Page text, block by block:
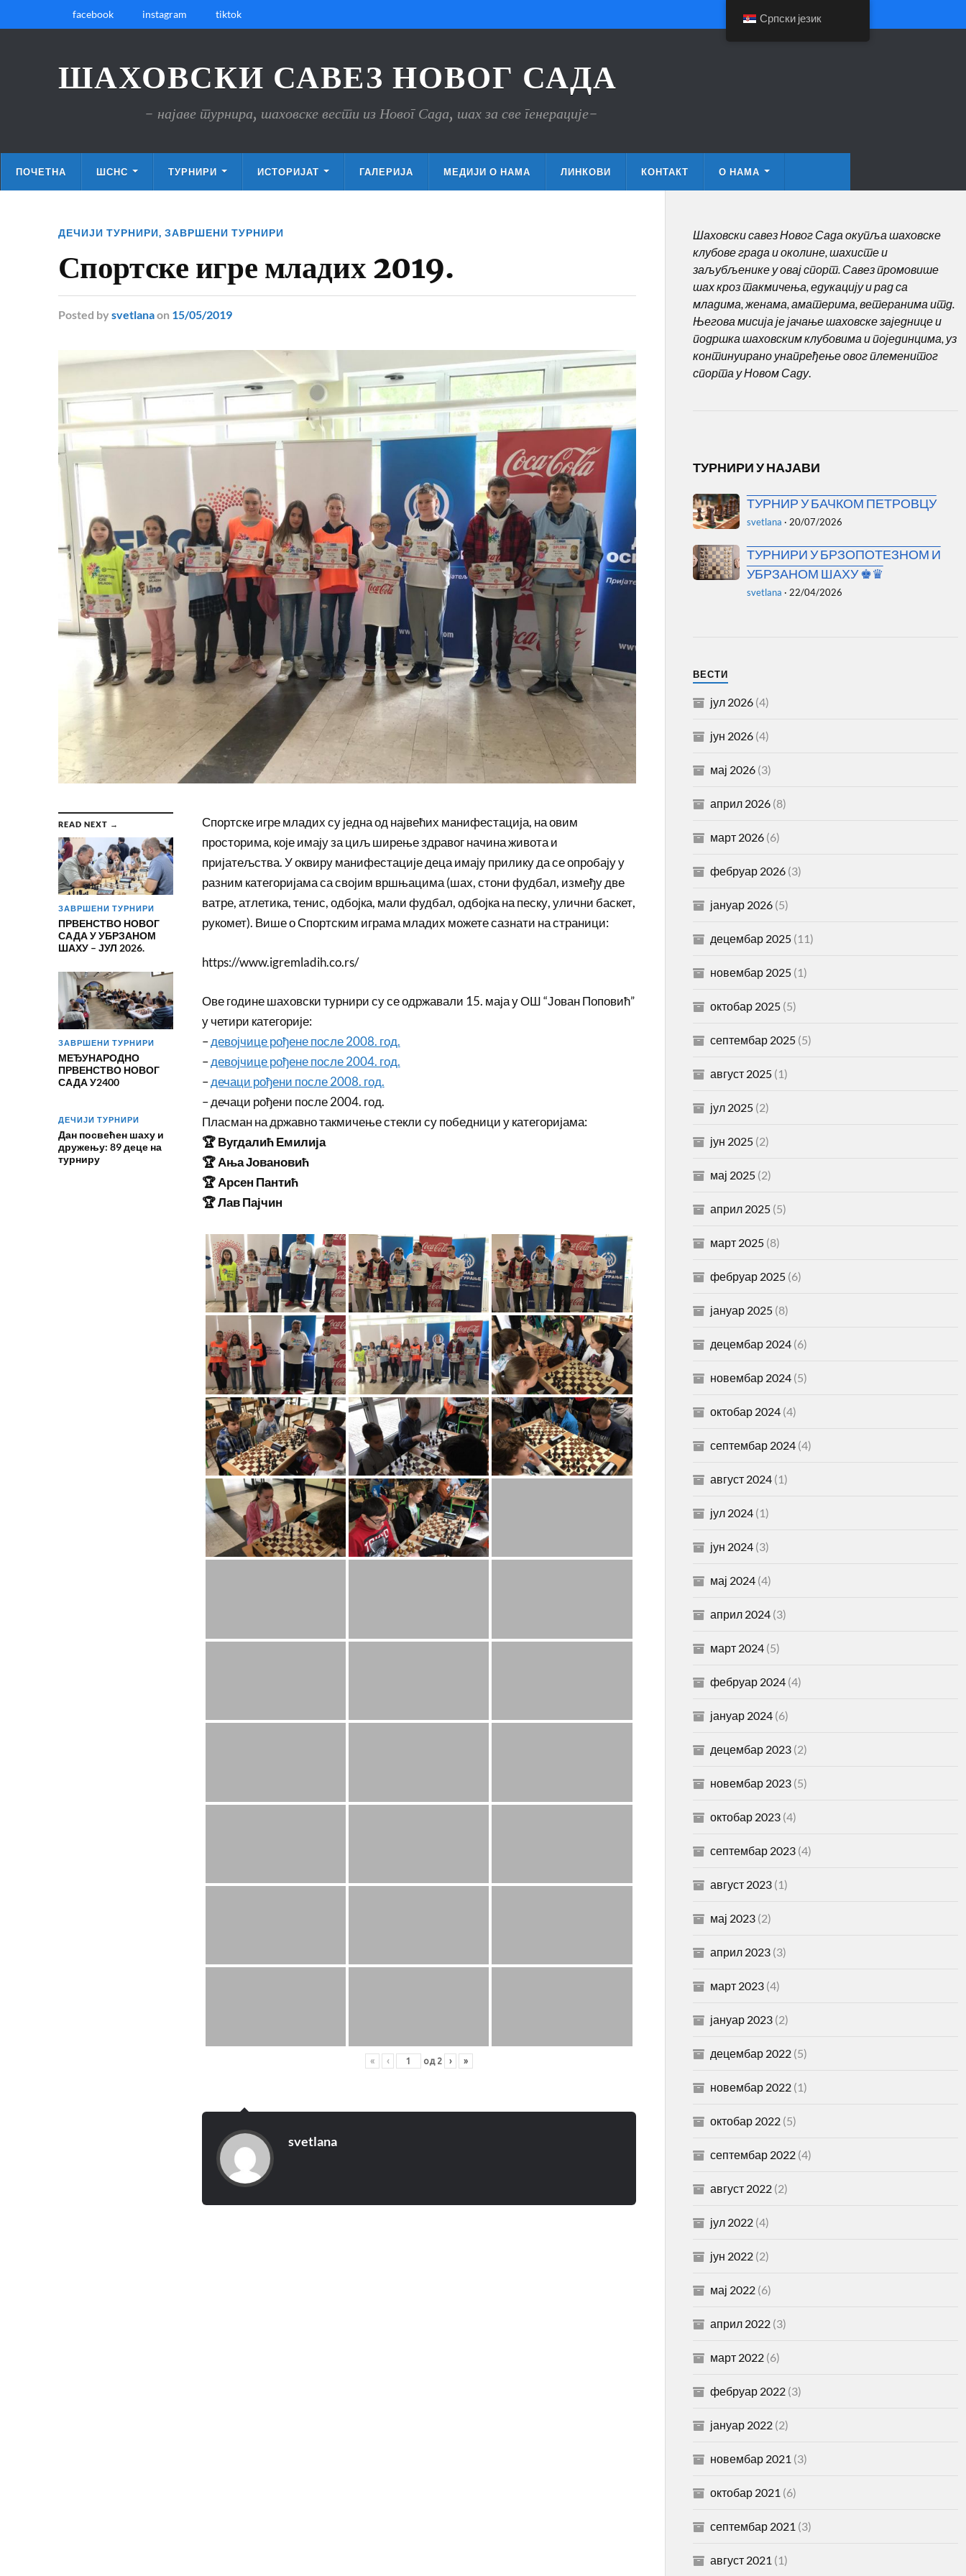
facebook instagram tiktok
ШАХОВСКИ САВЕЗ НОВОГ САДА
- најаве турнира, шаховске вести из Новог Сада, шах за све генерације-
ПОЧЕТНА ШСНС ТУРНИРИ ИСТОРИЈАТ ГАЛЕРИЈА МЕДИЈИ О НАМА ЛИНКОВИ КОНТАКТ О НАМА
ДЕЧИЈИ ТУРНИРИ, ЗАВРШЕНИ ТУРНИРИ
Спортске игре младих 2019.
Posted by svetlanaon 15/05/2019
READ NEXT →
ЗАВРШЕНИ ТУРНИРИ
ПРВЕНСТВО НОВОГ
САДА У УБРЗАНОМ
ШАХУ – ЈУЛ 2026.
ЗАВРШЕНИ ТУРНИРИ
МЕЂУНАРОДНО
ПРВЕНСТВО НОВОГ
САДА У2400
ДЕЧИЈИ ТУРНИРИ
Дан посвећен шаху и
дружењу: 89 деце на
турниру
Спортске игре младих су једна од највећих манифестација, на овим
просторима, које имају за циљ ширење здравог начина живота и
пријатељства. У оквиру манифестације деца имају прилику да се опробају у
разним категоријама са својим вршњацима (шах, стони фудбал, између две
ватре, атлетика, тенис, одбојка, мали фудбал, одбојка на песку, улични баскет,
рукомет). Више о Спортским играма младих можете сазнати на страници:
https://www.igremladih.co.rs/
Ове године шаховски турнири су се одржавали 15. маја у ОШ “Јован Поповић”
у четири категорије:
–девојчице рођене после 2008. год.
–девојчице рођене после 2004. год.
–дечаци рођени после 2008. год.
– дечаци рођени после 2004. год.
Пласман на државно такмичење стекли су победници у категоријама:
🏆 Вугдалић Емилија
🏆 Ања Јовановић
🏆 Арсен Пантић
🏆 Лав Пајчин
« ‹ од 2 › »
svetlana
Шаховски савез Новог Сада окупља шаховске
клубове града и околине, шахисте и
заљубљенике у овај спорт. Савез промовише
шах кроз такмичења, едукацију и рад са
младима, женама, аматерима, ветеранима итд.
Његова мисија је јачање шаховске заједнице и
подршка шаховским клубовима и појединцима, уз
континуирано унапређење овог племенитог
спорта у Новом Саду.
ТУРНИРИ У НАЈАВИ
ТУРНИР У БАЧКОМ ПЕТРОВЦУ
svetlana · 20/07/2026
ТУРНИРИ У БРЗОПОТЕЗНОМ И
УБРЗАНОМ ШАХУ ♚♛
svetlana · 22/04/2026
ВЕСТИ
јул 2026(4)
јун 2026(4)
мај 2026(3)
април 2026(8)
март 2026(6)
фебруар 2026(3)
јануар 2026(5)
децембар 2025(11)
новембар 2025(1)
октобар 2025(5)
септембар 2025(5)
август 2025(1)
јул 2025(2)
јун 2025(2)
мај 2025(2)
април 2025(5)
март 2025(8)
фебруар 2025(6)
јануар 2025(8)
децембар 2024(6)
новембар 2024(5)
октобар 2024(4)
септембар 2024(4)
август 2024(1)
јул 2024(1)
јун 2024(3)
мај 2024(4)
април 2024(3)
март 2024(5)
фебруар 2024(4)
јануар 2024(6)
децембар 2023(2)
новембар 2023(5)
октобар 2023(4)
септембар 2023(4)
август 2023(1)
мај 2023(2)
април 2023(3)
март 2023(4)
јануар 2023(2)
децембар 2022(5)
новембар 2022(1)
октобар 2022(5)
септембар 2022(4)
август 2022(2)
јул 2022(4)
јун 2022(2)
мај 2022(6)
април 2022(3)
март 2022(6)
фебруар 2022(3)
јануар 2022(2)
новембар 2021 (3)
октобар 2021 (6)
септембар 2021 (3)
август 2021 (1)
Српски језик